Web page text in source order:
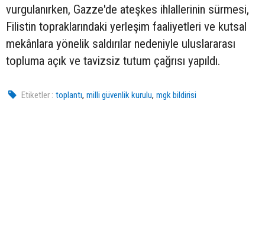
vurgulanırken, Gazze'de ateşkes ihlallerinin sürmesi,
Filistin topraklarındaki yerleşim faaliyetleri ve kutsal
mekânlara yönelik saldırılar nedeniyle uluslararası
topluma açık ve tavizsiz tutum çağrısı yapıldı.
Etiketler : toplantı,milli güvenlik kurulu,mgk bildirisi